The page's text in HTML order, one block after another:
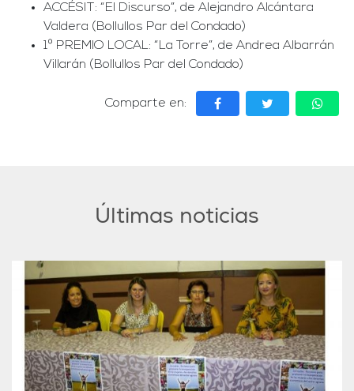
ACCÉSIT: “El Discurso”, de Alejandro Alcántara
Valdera (Bollullos Par del Condado)
1º PREMIO LOCAL: “La Torre”, de Andrea Albarrán
Villarán (Bollullos Par del Condado)
Comparte en:
Últimas noticias